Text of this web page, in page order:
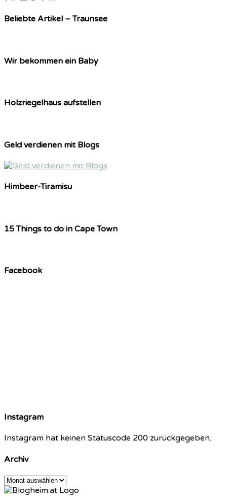
Beliebte Artikel – Traunsee
Wir bekommen ein Baby
Holzriegelhaus aufstellen
Geld verdienen mit Blogs
Himbeer-Tiramisu
15 Things to do in Cape Town
Facebook
Instagram
Instagram hat keinen Statuscode 200 zurückgegeben.
Archiv
Archiv